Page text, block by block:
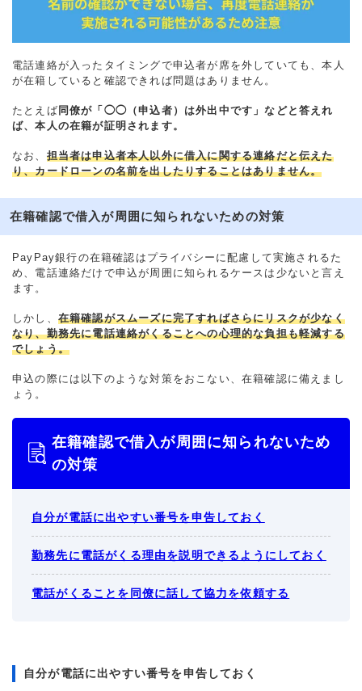
電話連絡が入ったタイミングで申込者が席を外していても、本人
が在籍していると確認できれば問題はありません。
たとえば同僚が「◯◯（申込者）は外出中です」などと答えれ
ば、本人の在籍が証明されます。
なお、 担当者は申込者本人以外に借入に関する連絡だと伝えた
り、カードローンの名前を出したりすることはありません。
在籍確認で借入が周囲に知られないための対策
PayPay銀行の在籍確認はプライバシーに配慮して実施されるた
め、電話連絡だけで申込が周囲に知られるケースは少ないと言え
ます。
しかし、 在籍確認がスムーズに完了すればさらにリスクが少なく
なり、勤務先に電話連絡がくることへの心理的な負担も軽減する
でしょう。
申込の際には以下のような対策をおこない、在籍確認に備えまし
ょう。
在籍確認で借入が周囲に知られないため
の対策
自分が電話に出やすい番号を申告しておく
勤務先に電話がくる理由を説明できるようにしておく
電話がくることを同僚に話して協力を依頼する
自分が電話に出やすい番号を申告しておく